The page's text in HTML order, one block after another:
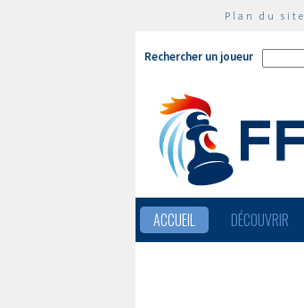
Plan du site
Rechercher un joueur
ACCUEIL DÉCOUVRIR